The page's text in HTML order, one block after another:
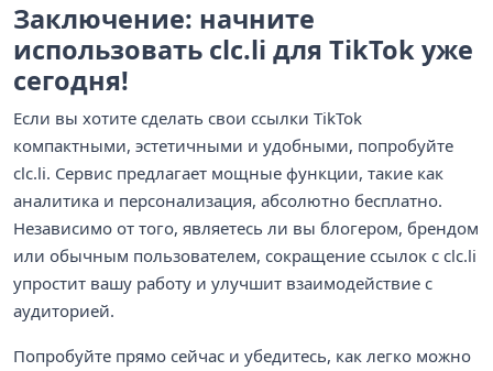
Заключение: начните
использовать clc.li для TikTok уже
сегодня!
Если вы хотите сделать свои ссылки TikTok
компактными, эстетичными и удобными, попробуйте
clc.li. Сервис предлагает мощные функции, такие как
аналитика и персонализация, абсолютно бесплатно.
Независимо от того, являетесь ли вы блогером, брендом
или обычным пользователем, сокращение ссылок с clc.li
упростит вашу работу и улучшит взаимодействие с
аудиторией.
Попробуйте прямо сейчас и убедитесь, как легко можно